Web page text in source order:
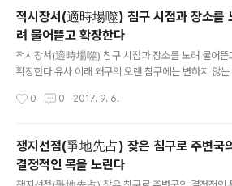
려군의 방비를 허술하게 하도록 한 다음 은밀히 정예군
백 명을 고려군 배후로 침투시켜 노략질을 감행했다.
의 이런 기만전술에 말려들어 고려군은 싸울 때마다 번번
이 패했고, 왜구가 온다는 소리만 듣고서도 앞을 다투어
아났다. 손자병법에는 “병(兵)은 속임수(詐)로써 서고,
다”는 구절이 나온다. 왜구가 중앙의 조직적인 지지, 지
적시장서(適時場噬) 침구 시점과 장소를
려 물어뜯고 확장한다
적시장서(適時場噬) 침구 시점과 장소를 노려 물어뜯
확장한다 유사 이래 왜구의 오랜 침구에는 변하지 않는
질기며 활동상은 국제적이기 조차 하다. 한반도를 주요
양산해 낸 왜구는 고대 시기로부터 동아시아 세계가 공유
하고 있는 평화의 바다라는 곳간[倉]에 마치 쉴 새 없이
떼를 풀어 놓는 것과 다를 바 없었다. 왜구 활동은 우리
0 0 2017. 9. 6.
쟁지선점(爭地先占) 잦은 침구로 주변국의
결정적인 목을 노린다